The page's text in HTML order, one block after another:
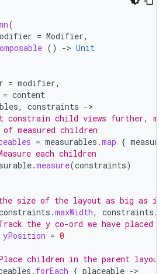
(
= Modifier,
() -> Unit
= modifier,
= content
, constraints -
constrain child views further,
measured children
= measurables .map {
each children
.measure(constraints)
size of the layout as big as it
.maxWidth, constraints .
the y co-ord we have placed
yPosition = 0
children in the parent layout
. forEach { placeable -